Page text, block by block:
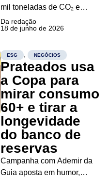
mil toneladas de CO₂ e
soma mais de 106 mil
árvores plantadas em três
nesta quinta-feira (18) uma
nova etapa de seu programa
Carbon Neutral, criado para
compensar emissões de
CO₂ associadas...
Da redação
18 de junho de 2026
ESG , NEGÓCIOS
Prateados usa
a Copa para
mirar consumo
60+ e tirar a
longevidade
do banco de
reservas
Campanha com Ademir da
Guia aposta em humor,